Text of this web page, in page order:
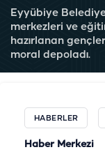
Eyyübiye
merkezleri ve
hazırlanan
moral depoladı.
HABERLER
Haber Merkezi